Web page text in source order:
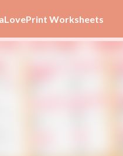
Skip to main content
Worksheets